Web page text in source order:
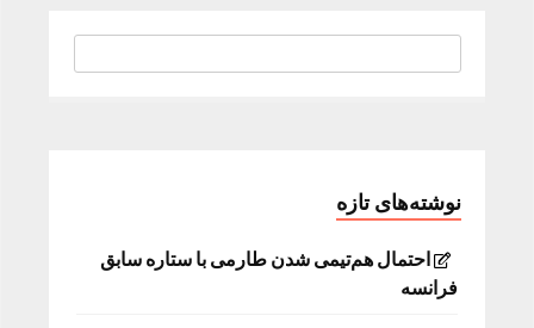
نوشته‌های تازه
احتمال هم‌تیمی شدن طارمی با ستاره سابق
فرانسه